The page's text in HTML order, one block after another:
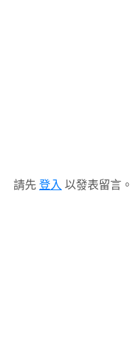
請先 登入 以發表留言。